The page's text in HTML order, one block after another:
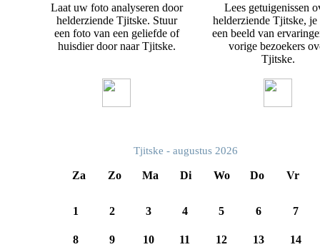
Laat uw foto analyseren door
helderziende Tjitske. Stuur
een foto van een geliefde of
huisdier door naar Tjitske.
Lees getuigenissen
helderziende Tjitske,
een beeld van
vorige bezoekers
Tjitske.
Tjitske - augustus 2026
Za Zo Ma Di Wo Do Vr
1 2 3 4 5 6 7
8 9 10 11 12 13 14